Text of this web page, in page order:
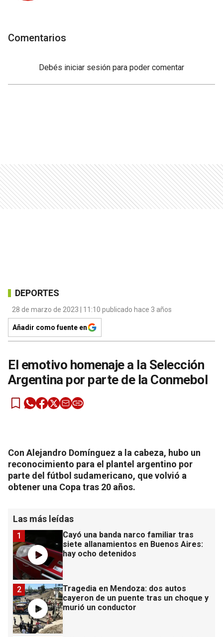
Comentarios
Debés iniciar sesión para poder comentar
DEPORTES
28 de marzo de 2023 | 11:10 publicado hace 3 años
Añadir como fuente en
El emotivo homenaje a la Selección
Argentina por parte de la Conmebol
Con Alejandro Domínguez a la cabeza, hubo un
reconocimiento para el plantel argentino por
parte del fútbol sudamericano, que volvió a
obtener una Copa tras 20 años.
Las más leídas
Cayó una banda narco familiar tras
siete allanamientos en Buenos Aires:
hay ocho detenidos
1
Tragedia en Mendoza: dos autos
cayeron de un puente tras un choque y
murió un conductor
2